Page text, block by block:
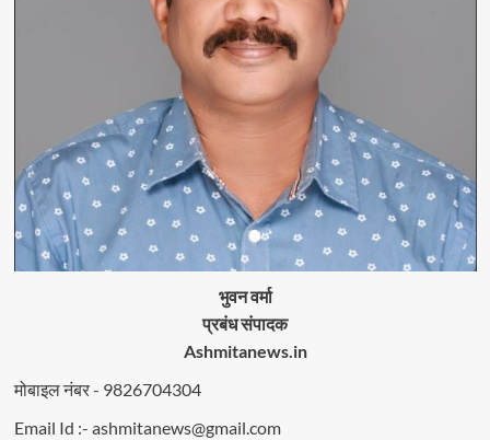
भुवन वर्मा
प्रबंध संपादक
Ashmitanews.in
मोबाइल नंबर - 9826704304
Email Id :- ashmitanews@gmail.com